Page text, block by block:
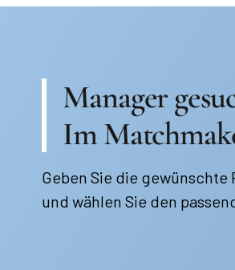
Manager
Im
Geben Sie die
und wählen Sie den